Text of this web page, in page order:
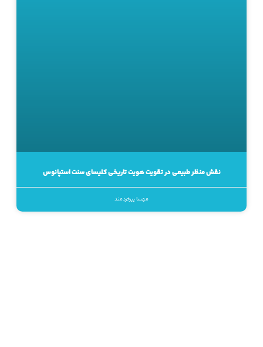
نقش منظر طبیعی در تقویت هویت تاریخی کلیسای سنت استپانوس
مهسا پیرخردمند